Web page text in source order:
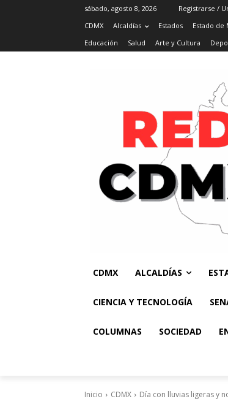
sábado, agosto 8, 2026
Registrarse /
CDMX
Alcaldías Estados Estado de
Educación
Salud Arte y Cultura
CDMX ALCALDÍAS
CIENCIA Y TECNOLOGÍA
COLUMNAS SOCIEDAD
Inicio CDMX Día con lluvias ligeras y